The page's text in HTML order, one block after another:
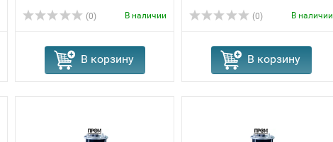
(0) В наличии
В корзину
(0) В наличии
В корзину